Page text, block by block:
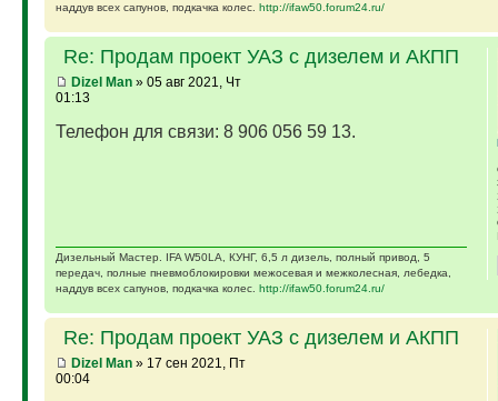
наддув всех сапунов, подкачка колес. http://ifaw50.forum24.ru/
Re: Продам проект УАЗ с дизелем и АКПП
Dizel Man» 05 авг 2021, Чт
01:13
Телефон для связи: 8 906 056 59 13.
Дизельный Мастер. IFA W50LA, КУНГ, 6,5 л дизель, полный привод, 5
передач, полные пневмоблокировки межосевая и межколесная, лебедка,
наддув всех сапунов, подкачка колес. http://ifaw50.forum24.ru/
Re: Продам проект УАЗ с дизелем и АКПП
Dizel Man» 17 сен 2021, Пт
00:04